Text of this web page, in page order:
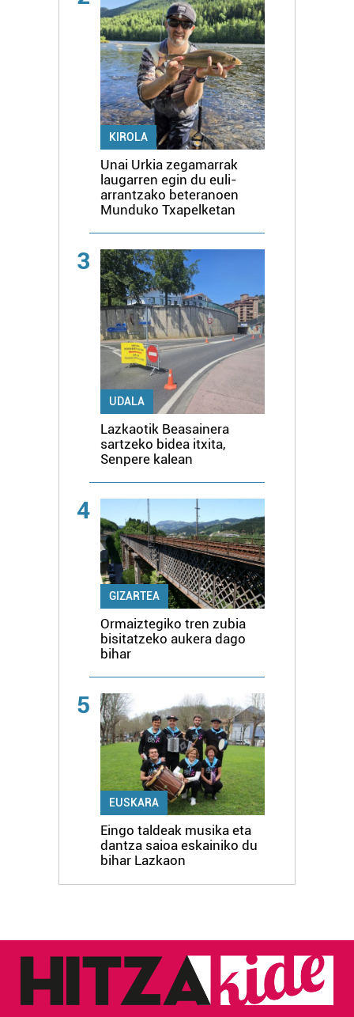
KIROLA
Unai Urkia zegamarrak
laugarren egin du euli-
arrantzako beteranoen
Munduko Txapelketan
3
UDALA
Lazkaotik Beasainera
sartzeko bidea itxita,
Senpere kalean
4
GIZARTEA
Ormaiztegiko tren zubia
bisitatzeko aukera dago
bihar
5
EUSKARA
Eingo taldeak musika eta
dantza saioa eskainiko du
bihar Lazkaon